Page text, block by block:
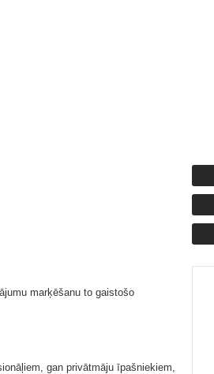
marķēšanu to gaistošo
gan privātmāju īpašniekiem,